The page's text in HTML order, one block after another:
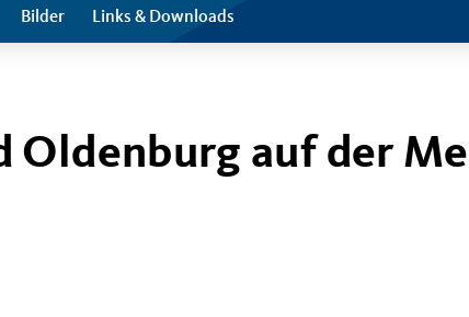
Bilder Links & Downloads
Oldenburg auf der